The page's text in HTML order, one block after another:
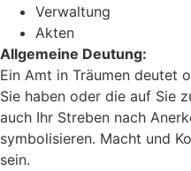
Verwaltung
Akten
Allgemeine Deutung:
Ein Amt in Träumen deutet
Sie haben oder die auf Sie
auch Ihr Streben nach
symbolisieren. Macht und
sein.